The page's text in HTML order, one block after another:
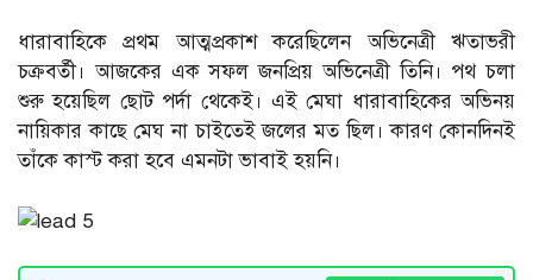
ধারাবাহিকে প্রথম আত্মপ্রকাশ করেছিলেন অভিনেত্রী ঋতাভরী
চক্রবর্তী। আজকের এক সফল জনপ্রিয় অভিনেত্রী তিনি। পথ চলা
শুরু হয়েছিল ছোট পর্দা থেকেই। এই মেঘা ধারাবাহিকের অভিনয়
নায়িকার কাছে মেঘ না চাইতেই জলের মত ছিল। কারণ কোনদিনই
তাঁকে কাস্ট করা হবে এমনটা ভাবাই হয়নি।